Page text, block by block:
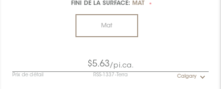
FINI DE LA SURFACE: MAT *
Mat
$5.63/pi.ca.
Prix de détail RSS-1337-Terra Calgary